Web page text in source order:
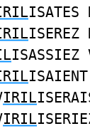
ISATES
ISEREZ
ISASSIEZ
IRIL
IRIL